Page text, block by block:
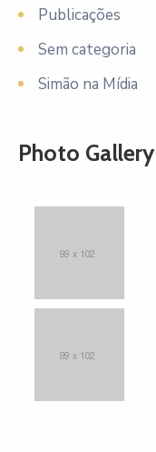
Publicações
Sem categoria
Simão na Mídia
Photo Gallery